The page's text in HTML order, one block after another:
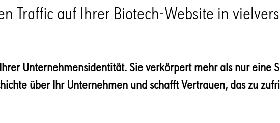
Traffic auf Ihrer Biotech-Website in
Unternehmensidentität. Sie verkörpert mehr als nur eine
über Ihr Unternehmen und schafft Vertrauen, das zu